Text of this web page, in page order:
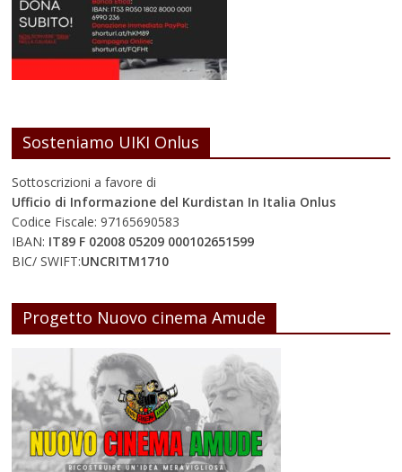
Sosteniamo UIKI Onlus
Sottoscrizioni a favore di
Ufficio di Informazione del Kurdistan In Italia Onlus
Codice Fiscale: 97165690583
IBAN: IT89 F 02008 05209 000102651599
BIC/ SWIFT:UNCRITM1710
Progetto Nuovo cinema Amude